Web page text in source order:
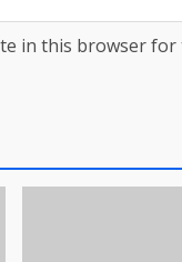
in this browser